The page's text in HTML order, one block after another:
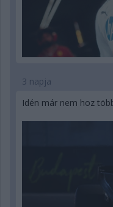
3 napja
Idén már nem hoz